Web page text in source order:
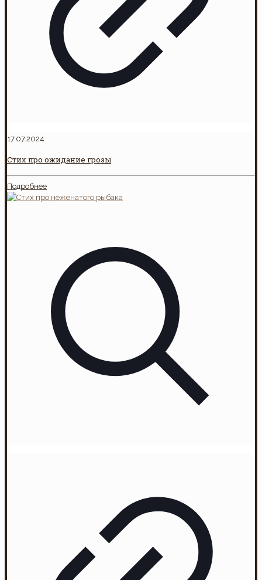
17.07.2024
Стих про ожидание грозы
Подробнее